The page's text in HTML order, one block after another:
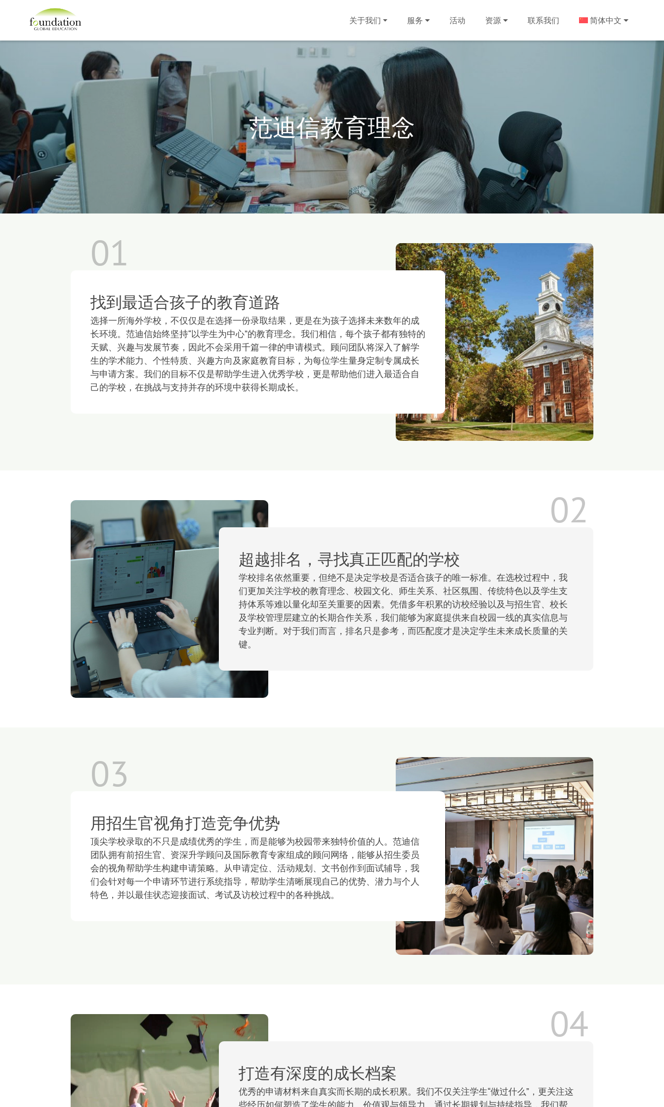
关于我们 服务 活动 资源 联系我们 简体中文
范迪信教育理念
01
找到最适合孩子的教育道路
选择一所海外学校，不仅仅是在选择一份录取结果，更是在为孩子选择未来数年的成
长环境。范迪信始终坚持“以学生为中心”的教育理念。我们相信，每个孩子都有独特的
天赋、兴趣与发展节奏，因此不会采用千篇一律的申请模式。顾问团队将深入了解学
生的学术能力、个性特质、兴趣方向及家庭教育目标，为每位学生量身定制专属成长
与申请方案。我们的目标不仅是帮助学生进入优秀学校，更是帮助他们进入最适合自
己的学校，在挑战与支持并存的环境中获得长期成长。
02
超越排名，寻找真正匹配的学校
学校排名依然重要，但绝不是决定学校是否适合孩子的唯一标准。在选校过程中，我
们更加关注学校的教育理念、校园文化、师生关系、社区氛围、传统特色以及学生支
持体系等难以量化却至关重要的因素。凭借多年积累的访校经验以及与招生官、校长
及学校管理层建立的长期合作关系，我们能够为家庭提供来自校园一线的真实信息与
专业判断。对于我们而言，排名只是参考，而匹配度才是决定学生未来成长质量的关
键。
03
用招生官视角打造竞争优势
顶尖学校录取的不只是成绩优秀的学生，而是能够为校园带来独特价值的人。范迪信
团队拥有前招生官、资深升学顾问及国际教育专家组成的顾问网络，能够从招生委员
会的视角帮助学生构建申请策略。从申请定位、活动规划、文书创作到面试辅导，我
们会针对每一个申请环节进行系统指导，帮助学生清晰展现自己的优势、潜力与个人
特色，并以最佳状态迎接面试、考试及访校过程中的各种挑战。
04
打造有深度的成长档案
优秀的申请材料来自真实而长期的成长积累。我们不仅关注学生“做过什么”，更关注这